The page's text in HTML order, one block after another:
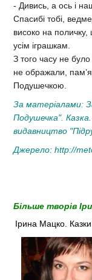
- Дивись, а ось і
Спасибі тобі,
високо на
усім іграшкам.
З того часу не
не ображали,
Подушечкою.
За матеріалами:
Подушечка". Казка.
видавництво
Джерело: http://
Більше творів
Ірина Мацко.